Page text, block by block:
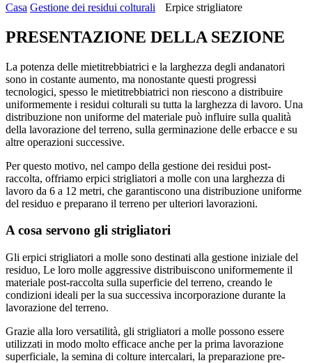
Casa Gestione dei residui colturali Erpice strigliatore
PRESENTAZIONE DELLA SEZIONE
La potenza delle mietitrebbiatrici e la larghezza degli andanatori
sono in costante aumento, ma nonostante questi progressi
tecnologici, spesso le mietitrebbiatrici non riescono a distribuire
uniformemente i residui colturali su tutta la larghezza di lavoro. Una
distribuzione non uniforme del materiale può influire sulla qualità
della lavorazione del terreno, sulla germinazione delle erbacce e su
altre operazioni successive.
Per questo motivo, nel campo della gestione dei residui post-
raccolta, offriamo erpici strigliatori a molle con una larghezza di
lavoro da 6 a 12 metri, che garantiscono una distribuzione uniforme
del residuo e preparano il terreno per ulteriori lavorazioni.
A cosa servono gli strigliatori
Gli erpici strigliatori a molle sono destinati alla gestione iniziale del
residuo, Le loro molle aggressive distribuiscono uniformemente il
materiale post-raccolta sulla superficie del terreno, creando le
condizioni ideali per la sua successiva incorporazione durante la
lavorazione del terreno.
Grazie alla loro versatilità, gli strigliatori a molle possono essere
utilizzati in modo molto efficace anche per la prima lavorazione
superficiale, la semina di colture intercalari, la preparazione pre-